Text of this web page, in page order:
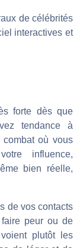
de célébrités
interactives et
forte dès que
tendance à
où vous
influence,
bien réelle,
de vos contacts
peur ou de
plutôt les